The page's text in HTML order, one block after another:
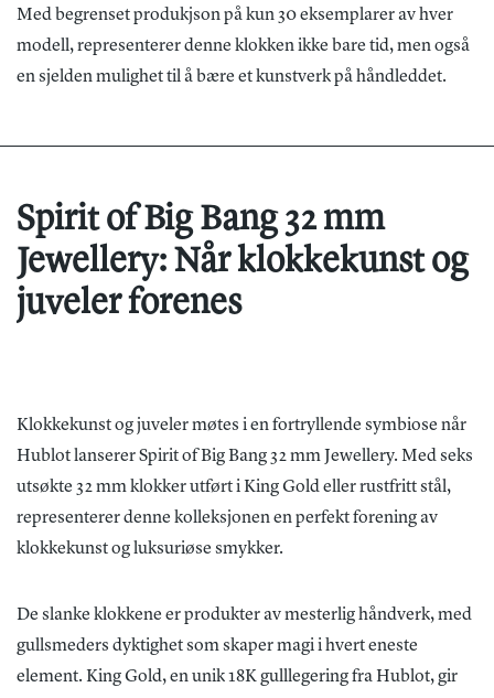
Med begrenset produkjson på kun 30 eksemplarer av hver
modell, representerer denne klokken ikke bare tid, men også
en sjelden mulighet til å bære et kunstverk på håndleddet.
Spirit of Big Bang 32 mm
Jewellery: Når klokkekunst og
juveler forenes
Klokkekunst og juveler møtes i en fortryllende symbiose når
Hublot lanserer Spirit of Big Bang 32 mm Jewellery. Med seks
utsøkte 32 mm klokker utført i King Gold eller rustfritt stål,
representerer denne kolleksjonen en perfekt forening av
klokkekunst og luksuriøse smykker.
De slanke klokkene er produkter av mesterlig håndverk, med
gullsmeders dyktighet som skaper magi i hvert eneste
element. King Gold, en unik 18K gulllegering fra Hublot, gir